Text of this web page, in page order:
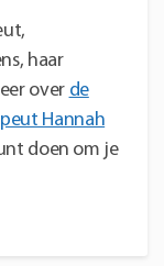
haar
over de
Hannah
doen om je